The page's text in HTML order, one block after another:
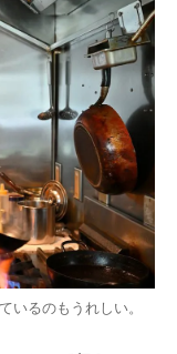
いるのもうれしい。